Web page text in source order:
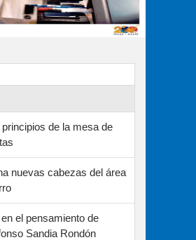
de la mesa de
nuevas cabezas del área
el pensamiento de
Sandia Rondón